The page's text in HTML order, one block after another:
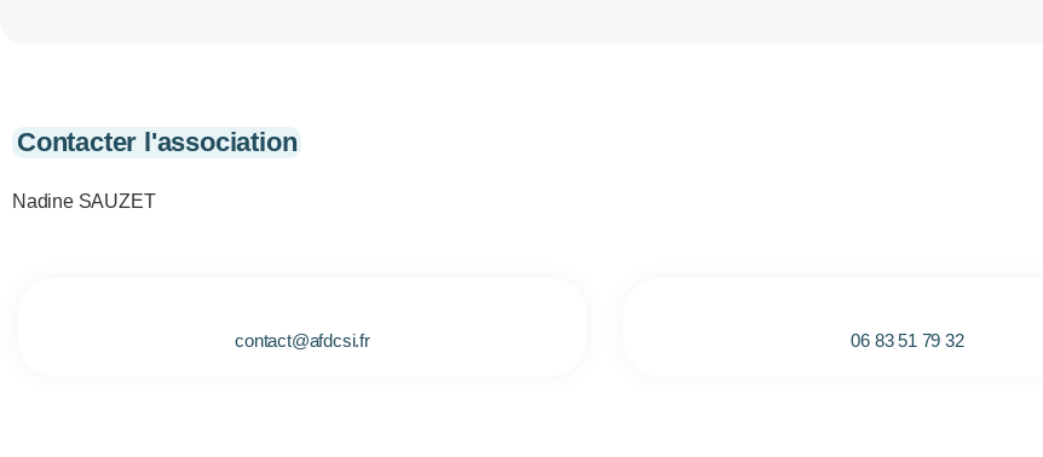
Contacter l'association
Nadine SAUZET
contact@afdcsi.fr 06 83 51 79 32